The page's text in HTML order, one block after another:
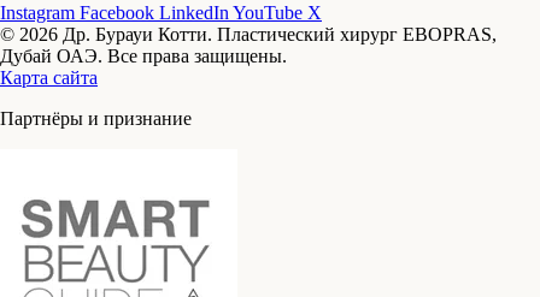
Instagram Facebook LinkedIn YouTube X
© 2026 Др. Бурауи Котти. Пластический хирург EBOPRAS,
Дубай ОАЭ. Все права защищены.
Карта сайта
Партнёры и признание